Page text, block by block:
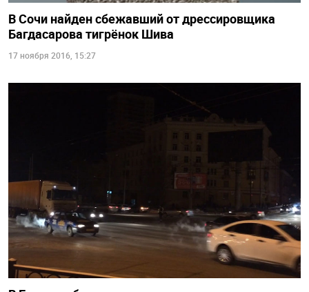
В Сочи найден сбежавший от дрессировщика
Багдасарова тигрёнок Шива
17 ноября 2016, 15:27